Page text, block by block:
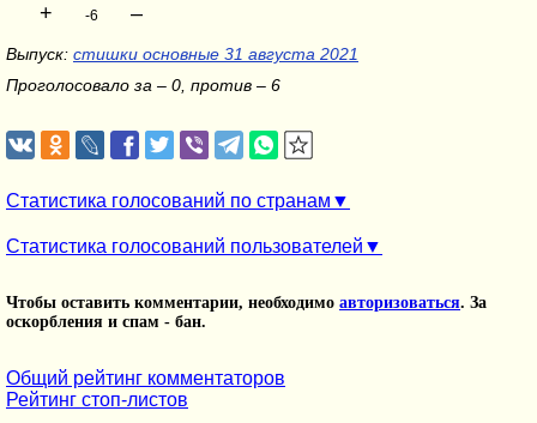
+
-6 –
Выпуск: стишки основные 31 августа 2021
Проголосовало за – 0, против – 6
Статистика голосований по странам
Статистика голосований пользователей
Чтобы оставить комментарии, необходимо авторизоваться. За
оскорбления и спам - бан.
Общий рейтинг комментаторов
Рейтинг стоп-листов